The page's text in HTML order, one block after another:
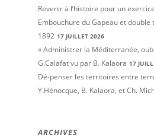
Revenir à l’histoire pour un
Embouchure du Gapeau et double
1892 17 JUILLET 2026
« Administrer la Méditerranée,
G.Calafat vu par B. Kalaora 17
Dé-penser les territoires entre
Y.Hénocque, B. Kalaora, et Ch.
ARCHIVES